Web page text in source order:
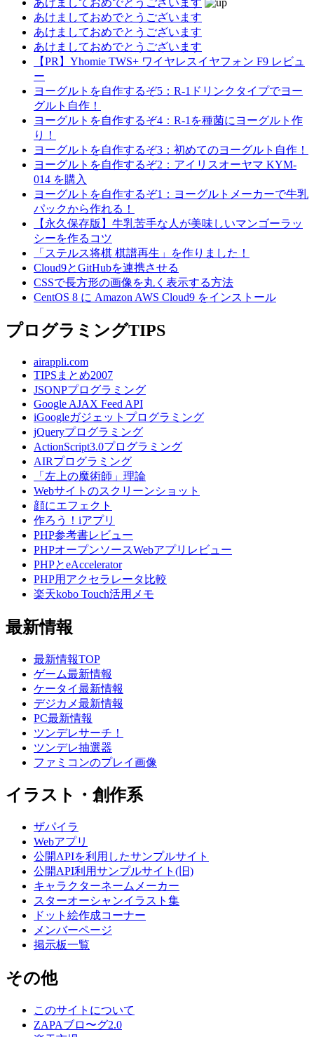
あけましておめでとうございます
あけましておめでとうございます
あけましておめでとうございます
あけましておめでとうございます
【PR】Yhomie TWS+ ワイヤレスイヤフォン F9 レビュ
ー
ヨーグルトを自作するぞ5：R-1ドリンクタイプでヨー
グルト自作！
ヨーグルトを自作するぞ4：R-1を種菌にヨーグルト作
り！
ヨーグルトを自作するぞ3：初めてのヨーグルト自作！
ヨーグルトを自作するぞ2：アイリスオーヤマ KYM-
014 を購入
ヨーグルトを自作するぞ1：ヨーグルトメーカーで牛乳
パックから作れる！
【永久保存版】牛乳苦手な人が美味しいマンゴーラッ
シーを作るコツ
「ステルス将棋 棋譜再生」を作りました！
Cloud9とGitHubを連携させる
CSSで長方形の画像を丸く表示する方法
CentOS 8 に Amazon AWS Cloud9 をインストール
プログラミングTIPS
airappli.com
TIPSまとめ2007
JSONPプログラミング
Google AJAX Feed API
iGoogleガジェットプログラミング
jQueryプログラミング
ActionScript3.0プログラミング
AIRプログラミング
「左上の魔術師」理論
Webサイトのスクリーンショット
顔にエフェクト
作ろう！iアプリ
PHP参考書レビュー
PHPオープンソースWebアプリレビュー
PHPとeAccelerator
PHP用アクセラレータ比較
楽天kobo Touch活用メモ
最新情報
最新情報TOP
ゲーム最新情報
ケータイ最新情報
デジカメ最新情報
PC最新情報
ツンデレサーチ！
ツンデレ抽選器
ファミコンのプレイ画像
イラスト・創作系
ザパイラ
Webアプリ
公開APIを利用したサンプルサイト
公開API利用サンプルサイト(旧)
キャラクターネームメーカー
スターオーシャンイラスト集
ドット絵作成コーナー
メンバーページ
掲示板一覧
その他
このサイトについて
ZAPAブロ〜グ2.0